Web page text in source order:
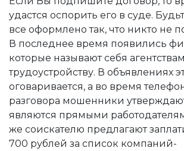
удастся оспорить его в суде.
все оформлено так, что никто не
В последнее время появились
которые называют себя
трудоустройству. В объявлениях
оговаривается, а во время
разговора мошенники
являются прямыми
же соискателю предлагают
700 рублей за список компаний-